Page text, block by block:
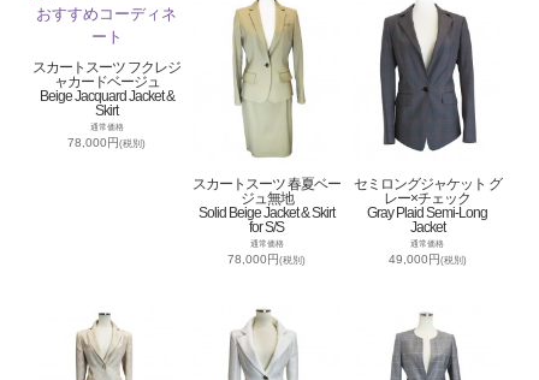
スカートスーツ フクレジ
ャカードベージュ
Beige Jacquard Jacket &
Skirt
通常価格
78,000円(税別)
スカートスーツ 春夏ベー
ジュ無地
Solid Beige Jacket & Skirt
for S/S
通常価格
78,000円(税別)
セミロングジャケット グ
レー×チェック
Gray Plaid Semi-Long
Jacket
通常価格
49,000円(税別)